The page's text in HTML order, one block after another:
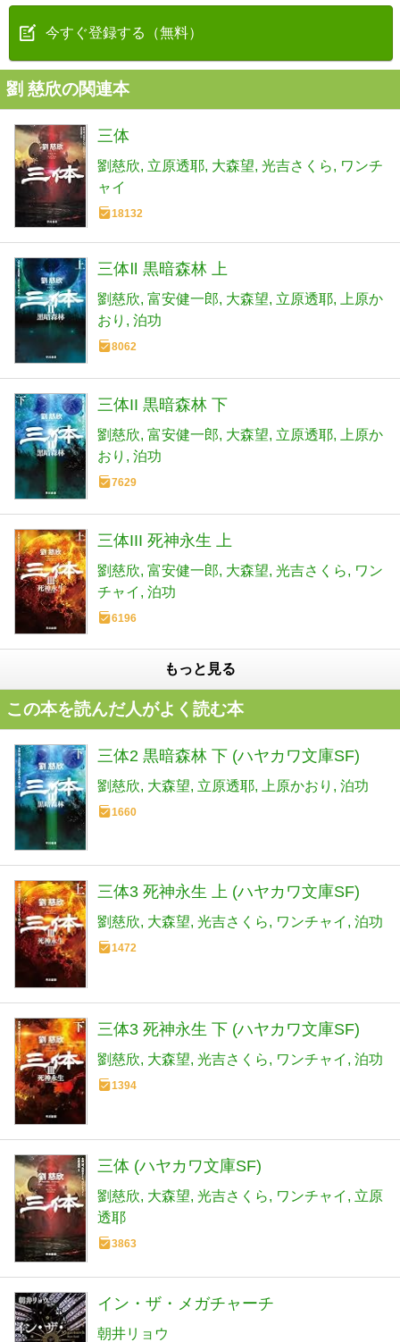
今すぐ登録する（無料）
劉 慈欣の関連本
三体
劉慈欣 立原透耶 大森望 光吉さくら
ワンチ
ャイ
18132
三体Ⅱ 黒暗森林 上
劉慈欣 富安健一郎 大森望 立原透耶
上原か
おり
泊功
8062
三体II 黒暗森林 下
劉慈欣 富安健一郎 大森望 立原透耶
上原か
おり
泊功
7629
三体III 死神永生 上
劉慈欣 富安健一郎 大森望 光吉さくら
ワン
チャイ
泊功
6196
もっと見る
この本を読んだ人がよく読む本
三体2 黒暗森林 下 (ハヤカワ文庫SF)
劉慈欣 大森望 立原透耶 上原かおり 泊功
1660
三体3 死神永生 上 (ハヤカワ文庫SF)
劉慈欣 大森望 光吉さくら ワンチャイ 泊功
1472
三体3 死神永生 下 (ハヤカワ文庫SF)
劉慈欣 大森望 光吉さくら ワンチャイ 泊功
1394
三体 (ハヤカワ文庫SF)
劉慈欣 大森望 光吉さくら ワンチャイ
立原
透耶
3863
イン・ザ・メガチャーチ
朝井リョウ